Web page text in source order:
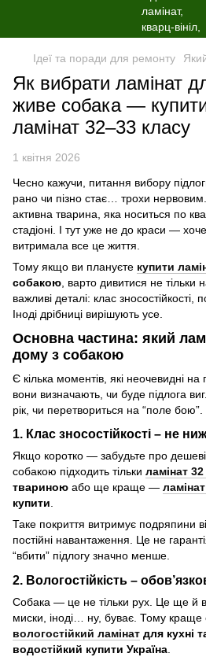
Ідеї та поради для ремонту
Як вибрати ламінат
живе собака — купити
ламінат 32–33 класу
1 квітня 2026
Чесно кажучи, питання вибору
рано чи пізно стає… трохи
активна тварина, яка носиться по
стадіоні. І тут уже не до краси —
витримала все це життя.
Тому якщо ви плануєте купити
собакою , варто дивитися не тільки
важливі деталі: клас зносостійкості,
Іноді дрібниці вирішують усе.
Основна частина: який
дому з собакою
Є кілька моментів, які неочевидні
вони визначають, чи буде підлога
рік, чи перетвориться на “поле бою”.
1. Клас зносостійкості – не
Якщо коротко — забудьте про
собакою підходить тільки ламінат
твариною або ще краще —
купити.
Таке покриття витримує подряпини
постійні навантаження. Це не
“вбити” підлогу значно менше.
2. Вологостійкість –
Собака — це не тільки рух. Це ще й
миски, іноді… ну, буває. Тому краще
вологостійкий ламінат для кухні
водостійкий купити Україна